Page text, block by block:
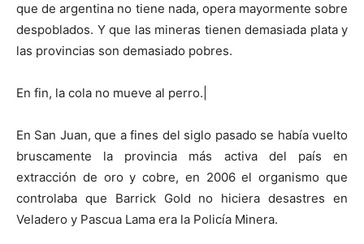
que de argentina no tiene nada, opera mayormente sobre
despoblados. Y que las mineras tienen demasiada plata y
las provincias son demasiado pobres.
En fin, la cola no mueve al perro.|
En San Juan, que a fines del siglo pasado se había vuelto
bruscamente la provincia más activa del país en
extracción de oro y cobre, en 2006 el organismo que
controlaba que Barrick Gold no hiciera desastres en
Veladero y Pascua Lama era la Policía Minera.